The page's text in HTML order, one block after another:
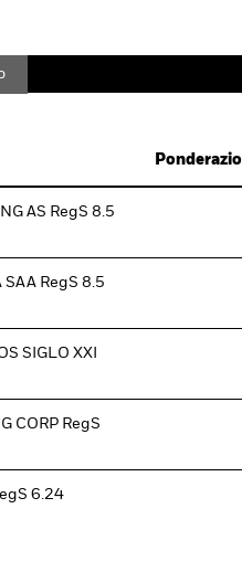
AS RegS 8.5
RegS 8.5
SIGLO XXI
CORP RegS
6.24